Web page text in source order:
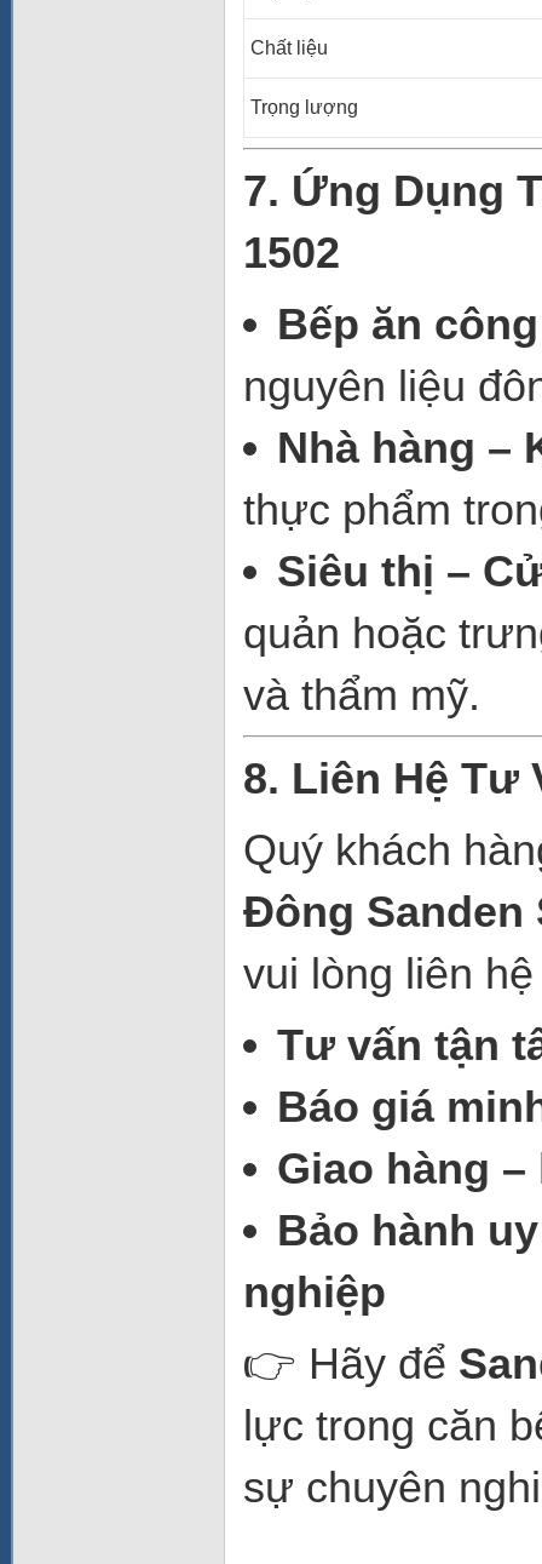
Chất liệu
Trọng lượng
7. Ứng Dụng
1502
Bếp ăn
nguyên liệu
Nhà hàng –
thực phẩm
Siêu thị –
quản hoặc
và thẩm mỹ.
8. Liên Hệ Tư
Quý khách
Đông Sanden
vui lòng liên
Tư vấn tận
Báo giá
Giao hàng
Bảo hành
nghiệp
👉 Hãy để
lực trong căn
sự chuyên